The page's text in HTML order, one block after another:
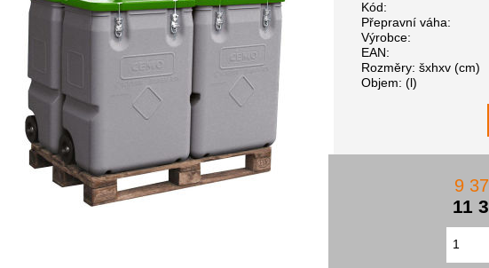
Kód:
Přepravní váha:
Výrobce:
EAN:
Rozměry: šxhxv (cm)
Objem: (l)
9
11